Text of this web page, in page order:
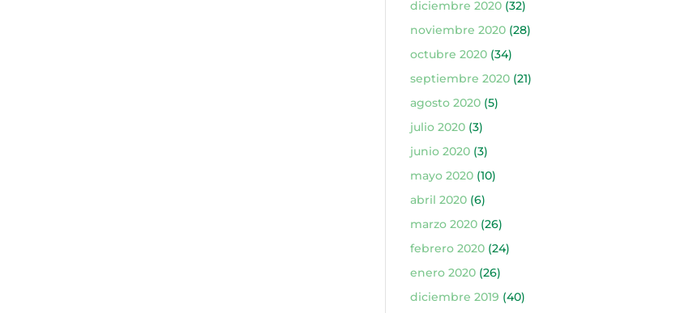
diciembre 2020(32)
noviembre 2020(28)
octubre 2020(34)
septiembre 2020(21)
agosto 2020(5)
julio 2020(3)
junio 2020(3)
mayo 2020(10)
abril 2020(6)
marzo 2020(26)
febrero 2020(24)
enero 2020(26)
diciembre 2019 (40)